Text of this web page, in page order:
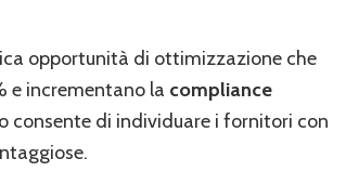
opportunità di ottimizzazione che
e incrementano la compliance
consente di individuare i fornitori con